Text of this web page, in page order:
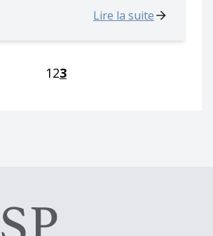
Lire la suite
123